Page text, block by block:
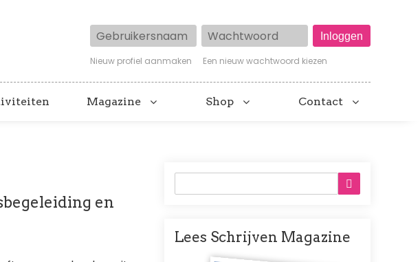
Gebruikersnaam Wachtwoord
Nieuw profiel aanmaken Een nieuw wachtwoord kiezen
Magazine Shop Contact
en
Lees Schrijven Magazine
Afbeelding